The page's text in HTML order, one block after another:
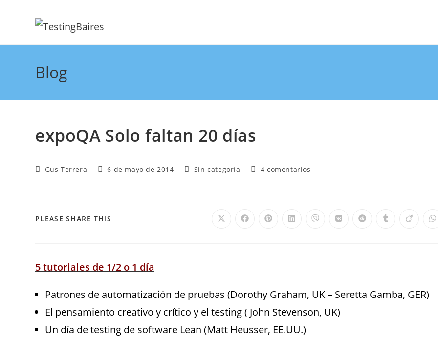
Blog
expoQA Solo faltan 20 días
Gus Terrera 6 de mayo de 2014 Sin categoría 4 comentarios
PLEASE SHARE THIS
5 tutoriales de 1/2 o 1 día
Patrones de automatización de pruebas (Dorothy Graham, UK – Seretta Gamba, GER)
El pensamiento creativo y crítico y el testing ( John Stevenson, UK)
Un día de testing de software Lean (Matt Heusser, EE.UU.)